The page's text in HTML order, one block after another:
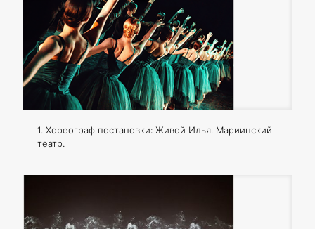
1. Хореограф постановки: Живой Илья. Мариинский
театр.